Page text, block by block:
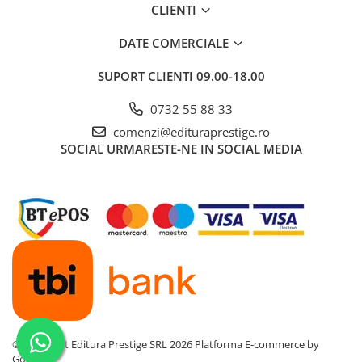
Literatura Universala
Carti cartonate
Descopera lumea
Descopera si invata
Din ograda
Povesti pe roti
Primele notiuni
Carti de colorat
CLIENTI
DATE COMERCIALE
SUPORT CLIENTI 09.00-18.00
0732 55 88 33
comenzi@edituraprestige.ro
SOCIAL URMARESTE-NE IN SOCIAL MEDIA
©Copyright Editura Prestige SRL 2026 Platforma E-commerce by
Gomag